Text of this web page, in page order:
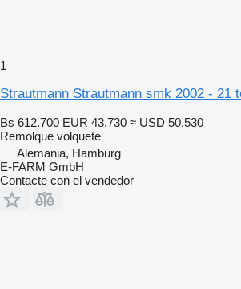
1
Strautmann Strautmann smk 2002 - 21
Bs 612.700 EUR 43.730 ≈ USD 50.530
Remolque volquete
Alemania, Hamburg
E-FARM GmbH
Contacte con el vendedor